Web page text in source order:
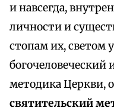
и навсегда,
личности и
стопам их, светом
методика Церкви,
святительский